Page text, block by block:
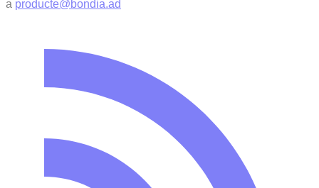
a producte@bondia.ad